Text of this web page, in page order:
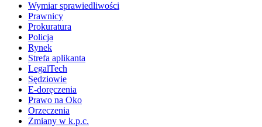
Wymiar sprawiedliwości
Prawnicy
Prokuratura
Policja
Rynek
Strefa aplikanta
LegalTech
Sędziowie
E-doręczenia
Prawo na Oko
Orzeczenia
Zmiany w k.p.c.